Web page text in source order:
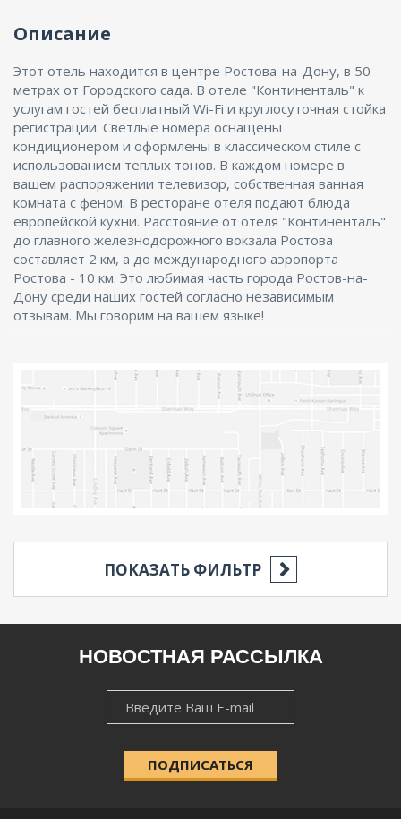
Описание
Этот отель находится в центре Ростова-на-Дону, в 50
метрах от Городского сада. В отеле "Континенталь" к
услугам гостей бесплатный Wi-Fi и круглосуточная стойка
регистрации. Светлые номера оснащены
кондиционером и оформлены в классическом стиле с
использованием теплых тонов. В каждом номере в
вашем распоряжении телевизор, собственная ванная
комната с феном. В ресторане отеля подают блюда
европейской кухни. Расстояние от отеля "Континенталь"
до главного железнодорожного вокзала Ростова
составляет 2 км, а до международного аэропорта
Ростова - 10 км. Это любимая часть города Ростов-на-
Дону среди наших гостей согласно независимым
отзывам. Мы говорим на вашем языке!
ПОКАЗАТЬ ФИЛЬТР
НАСЕЛЁННЫЙ ПУНКТ
НОВОСТНАЯ РАССЫЛКА
ПОДПИСАТЬСЯ